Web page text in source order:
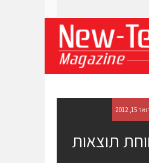
2012
תוצאות